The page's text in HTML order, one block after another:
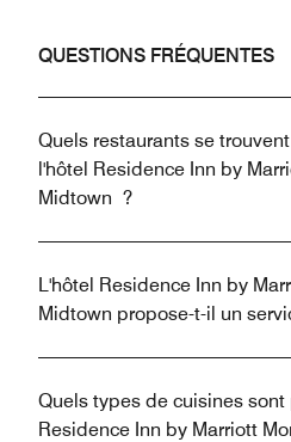
QUESTIONS FRÉQUENTES
Quels restaurants se
l'hôtel Residence Inn by
Midtown ?
L'hôtel Residence Inn by
Midtown propose-t-il un
Quels types de cuisines
Residence Inn by Marriott